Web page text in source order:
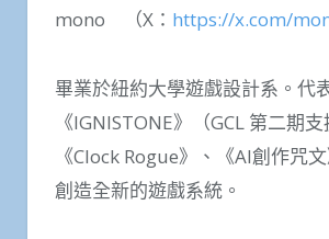
mono （X： https://x.com/
畢業於紐約大學遊戲設計系。代
《IGNISTONE》（GCL 第二期
《Clock Rogue》、《AI創作咒
創造全新的遊戲系統。